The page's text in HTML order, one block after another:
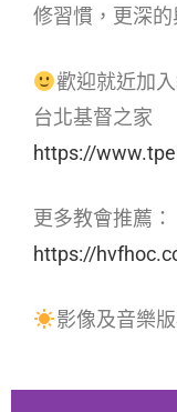
修習慣，更深的
歡迎就近加入
台北基督之家
https://
更多教會推薦：
https://
影像及音樂